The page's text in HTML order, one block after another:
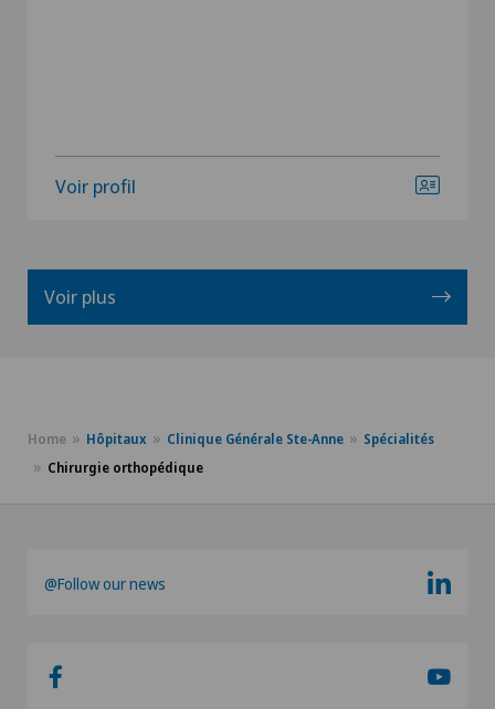
Voir profil
Voir plus
Home Hôpitaux Clinique Générale Ste-Anne
Spécialités
Chirurgie orthopédique
@Follow our news